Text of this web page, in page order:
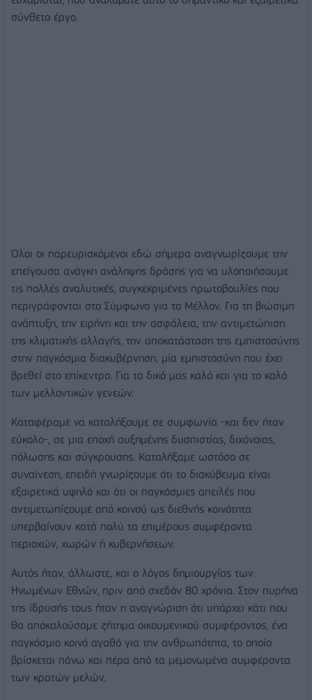
σύνθετο έργο.
Όλοι οι παρευρισκόμενοι εδώ σήμερα αναγνωρίζουμε την
επείγουσα ανάγκη ανάληψης δράσης για να υλοποιήσουμε
τις πολλές αναλυτικές, συγκεκριμένες πρωτοβουλίες που
περιγράφονται στο Σύμφωνο για το Μέλλον. Για τη βιώσιμη
ανάπτυξη, την ειρήνη και την ασφάλεια, την αντιμετώπιση
της κλιματικής αλλαγής, την αποκατάσταση της εμπιστοσύνης
στην παγκόσμια διακυβέρνηση, μία εμπιστοσύνη που έχει
βρεθεί στο επίκεντρο. Για το δικό μας καλό και για το καλό
των μελλοντικών γενεών.
Καταφέραμε να καταλήξουμε σε συμφωνία -και δεν ήταν
εύκολο-, σε μια εποχή αυξημένης δυσπιστίας, διχόνοιας,
πόλωσης και σύγκρουσης. Καταλήξαμε ωστόσο σε
συναίνεση, επειδή γνωρίζουμε ότι το διακύβευμα είναι
εξαιρετικά υψηλό και ότι οι παγκόσμιες απειλές που
αντιμετωπίζουμε από κοινού ως διεθνής κοινότητα
υπερβαίνουν κατά πολύ τα επιμέρους συμφέροντα
περιοχών, χωρών ή κυβερνήσεων.
Αυτός ήταν, άλλωστε, και ο λόγος δημιουργίας των
Ηνωμένων Εθνών, πριν από σχεδόν 80 χρόνια. Στον πυρήνα
της ίδρυσής τους ήταν η αναγνώριση ότι υπάρχει κάτι που
θα αποκαλούσαμε ζήτημα οικουμενικού συμφέροντος, ένα
παγκόσμιο κοινό αγαθό για την ανθρωπότητα, το οποίο
βρίσκεται πάνω και πέρα από τα μεμονωμένα συμφέροντα
των κρατών μελών.